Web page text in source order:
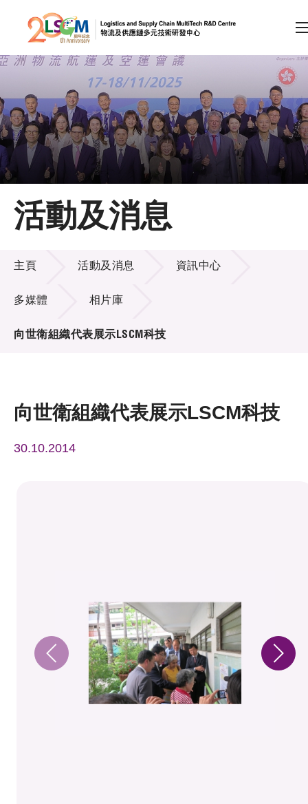
跳到內容（按回車鍵）
會員登入
A A EN 繁 简
主頁
關於LSCM
技術商品化
項目及資助計劃
活動及消息
活動及消息
主頁 活動及消息 資訊中心
多媒體 相片庫
向世衛組織代表展示LSCM科技
向世衛組織代表展示LSCM科技
30.10.2014